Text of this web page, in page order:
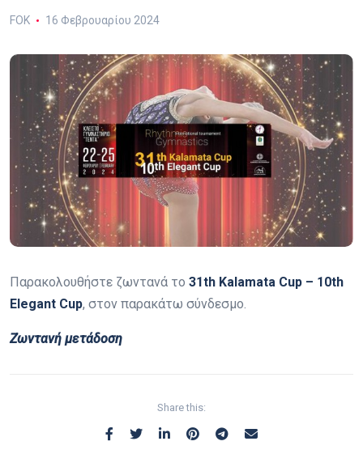
FOK 16 Φεβρουαρίου 2024
Παρακολουθήστε ζωντανά το 31th Kalamata Cup – 10th
Elegant Cup, στον παρακάτω σύνδεσμο.
Ζωντανή μετάδοση
Share this: